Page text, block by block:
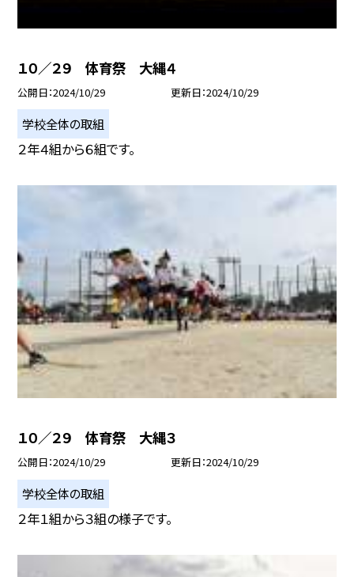
１０／２９ 体育祭 大縄４
公開日 2024/10/29 更新日 2024/10/29
学校全体の取組
２年４組から６組です。
１０／２９ 体育祭 大縄３
公開日 2024/10/29 更新日 2024/10/29
学校全体の取組
２年１組から３組の様子です。